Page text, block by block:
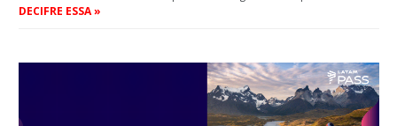
DECIFRE ESSA »